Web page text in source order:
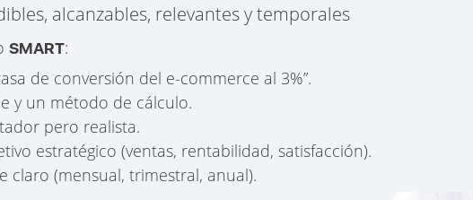
alcanzables, relevantes y temporales
SMART:
de conversión del e-commerce al 3%”.
y un método de cálculo.
pero realista.
estratégico (ventas, rentabilidad, satisfacción).
claro (mensual, trimestral, anual).